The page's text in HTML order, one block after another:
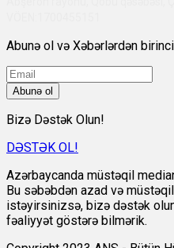
Abunə ol və Xəbərlərdən
Abunə ol
Bizə Dəstək Olun!
DƏSTƏK OL!
Azərbaycanda müstəqil
Bu səbəbdən azad və
istəyirsinizsə, bizə dəstək
fəaliyyət göstərə bilmərik.